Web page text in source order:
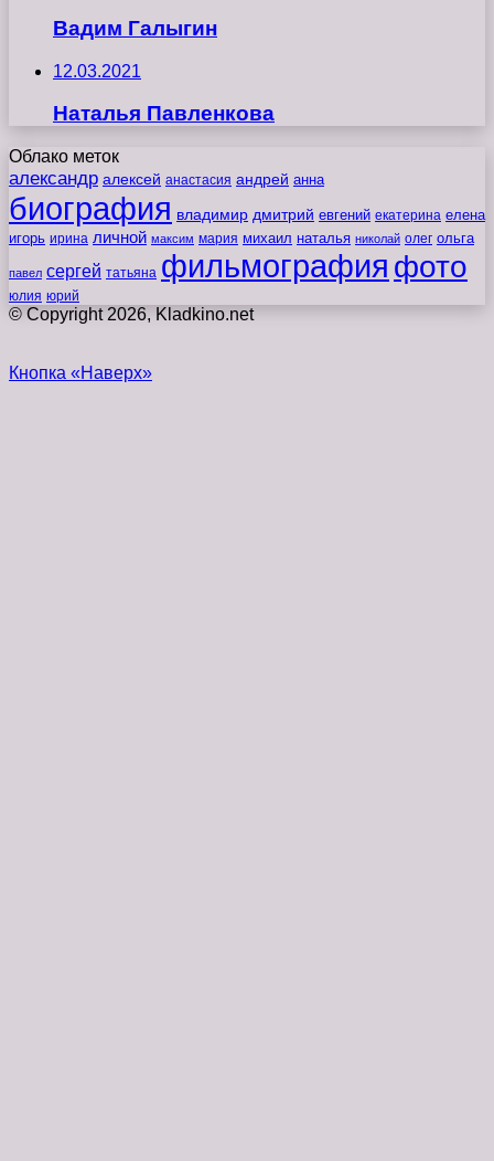
Вадим Галыгин
12.03.2021
Наталья Павленкова
Облако меток
александр алексей анастасия андрей анна
биография владимир дмитрий евгений екатерина елена
игорь ирина личной максим мария михаил наталья николай олег ольга
павел сергей татьяна фильмография фото
юлия юрий
© Copyright 2026, Kladkino.net
Кнопка «Наверх»